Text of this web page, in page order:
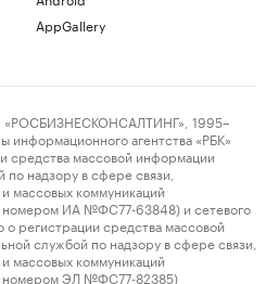
AppGallery
1995–
агентства «РБК»
средства массовой информации
надзору в сфере связи,
массовых коммуникаций
номером ИА №ФС77-63848) и сетевого
о регистрации средства массовой
службой по надзору в сфере связи,
массовых коммуникаций
номером ЭЛ №ФС77-82385)